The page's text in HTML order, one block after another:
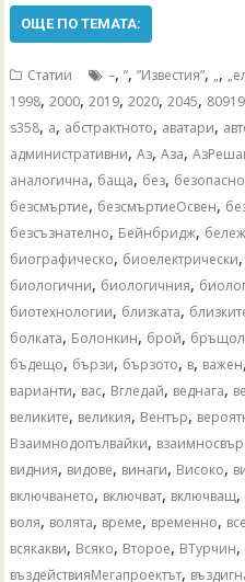
ОЩЕ ПО ТЕМАТА:
Статии –,”,”Известия”, „,
1998,2000,2019,2020,2045,
s358, а, абстрактното, аватари,
административни,Аз,Аза,
аналогична, баща, без,
безсмъртие, безсмъртиеОсвен,
безсъзнателно, Бейнбридж,
биографическо, биоелектрически,
биологични, биологичния,
биотехнологии, близката,
болката, Болонкин, брой,
бъдещо, бързи, бързото, в, важен,
варианти, вас, Вгледай, веднага,
великите, великия, Вентър,
Взаимнодопълвайки,
видния, видове, винаги, Високо,
включването, включват, включващ,
воля, волята, време, временно, все
всякакви, Всяко, Второе, ВТурчин,
въздействияМегапроектът,